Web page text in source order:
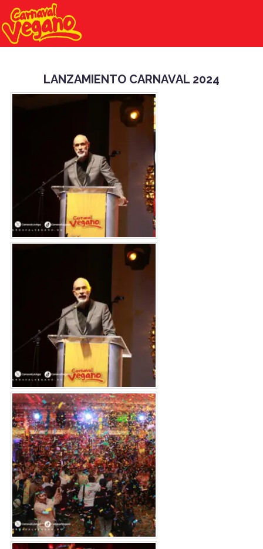
LANZAMIENTO CARNAVAL 2024